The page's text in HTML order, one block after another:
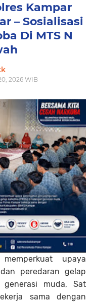
Kampar
– Sosialisasi
Di MTS N
2026 WIB
upaya
peredaran gelap
generasi muda, Sat
sama dengan